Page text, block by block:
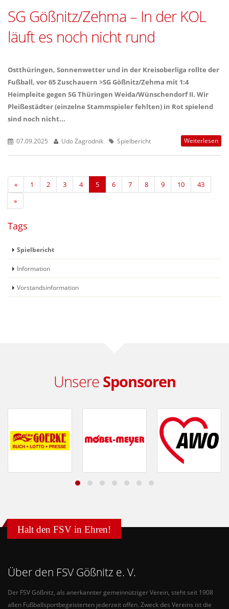
SG Gößnitz/Zehma – In der KOL
läuft es noch nicht rund
Ostthüringen, Sonnenwetter und in der Kreisoberliga rollte der
Fußball, vor 65 Zuschauern >SG Gößnitz/Zehma mit 1:4
Heimpleite gegen SG Thüringen Weida/Wünschendorf II. Wir
Pleißestädter (einzelne Stammspieler fehlten) in Rot spielend
sind noch nicht...
07.09.2025 Udo Zagrodnik Spielbericht Weiterlesen
« 1 2 3 4 5 6 7 8 9 10
43
»
Tags
Spielbericht
Information
Vorstandsinformation
Unsere Sponsoren
Halt den FSV in Ehren!
Über den FSV Gößnitz e. V.
Der FSV Gößnitz, als anerkannter gemeinnütziger Verein, steht seit 1908
allen Fußballsportbegeisterten jederzeit offen. Zweck des Vereins ist die